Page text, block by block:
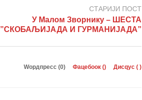
СТАРИЈИ ПОСТ
У Малом Зворнику – ШЕСТА
”СКОБАЉИЈАДА И ГУРМАНИЈАДА”
Wордпресс (0) Фацебоок () Дисqус ( )